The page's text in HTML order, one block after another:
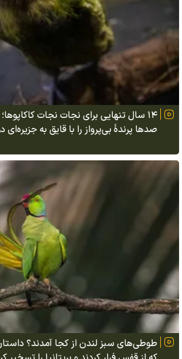
۱۴ سال تنهایی برای نجات نجات
صدها پرندهٔ بی‌پرواز را با قایق به جزیره‌ای
طوطی‌های سبز لندن از کجا آمدند؟